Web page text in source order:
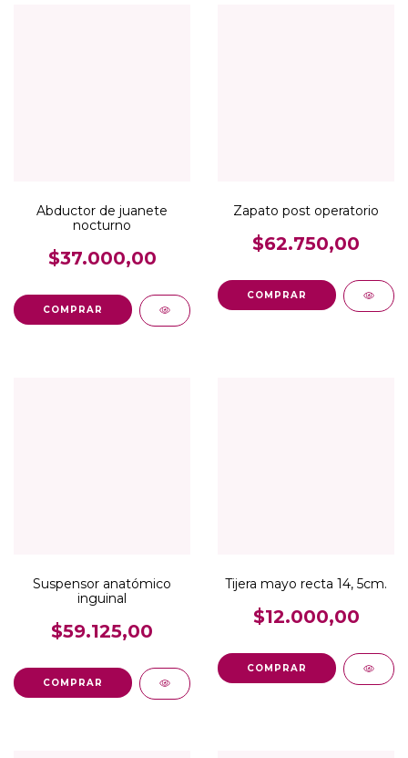
Abductor de juanete
nocturno
$37.000,00
COMPRAR
Zapato post operatorio
$62.750,00
COMPRAR
Suspensor anatómico
inguinal
$59.125,00
COMPRAR
Tijera mayo recta 14, 5cm.
$12.000,00